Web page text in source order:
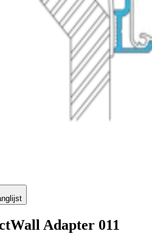
Adapter 011